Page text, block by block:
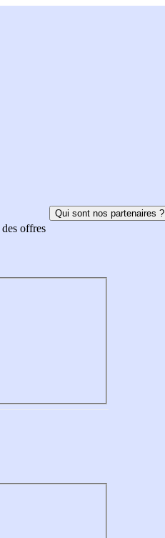
offres
Qui sont nos partenaires ?